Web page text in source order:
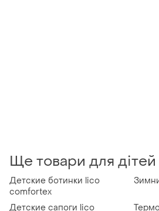
Ще товари для
Детские ботинки lico
comfortex
Детские сапоги lico